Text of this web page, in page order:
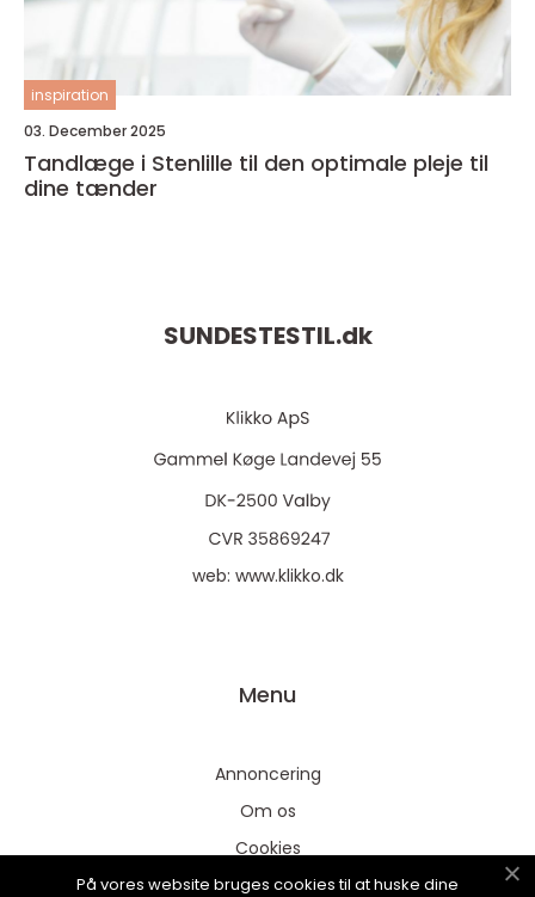
inspiration
03. December 2025
Tandlæge i Stenlille til den optimale pleje til
dine tænder
SUNDESTESTIL.dk
web: www.klikko.dk
Menu
Annoncering
Om os
Cookies
Kontakt os
På vores website bruges cookies til at huske dine